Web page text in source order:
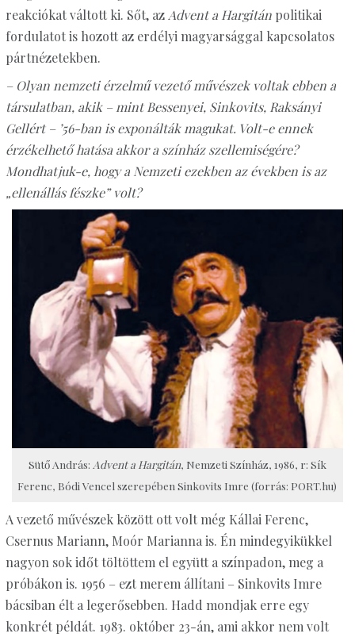
reakciókat váltott ki. Sőt, azAdvent a Hargitánpolitikai
fordulatot is hozott az erdélyi magyarsággal kapcsolatos
pártnézetekben.
– Olyan nemzeti érzelmű vezető művészek voltak ebben a
társulatban, akik – mint Bessenyei, Sinkovits, Raksányi
Gellért – ’56-ban is exponálták magukat. Volt-e ennek
érzékelhető hatása akkor a színház szellemiségére?
Mondhatjuk-e, hogy a Nemzeti ezekben az években is az
„ellenállás fészke” volt?
Sütő András: Advent a Hargitán, Nemzeti Színház, 1986, r: Sík
Ferenc, Bódi Vencel szerepében Sinkovits Imre (forrás: PORT.hu)
A vezető művészek között ott volt még Kállai Ferenc,
Csernus Mariann, Moór Marianna is. Én mindegyikükkel
nagyon sok időt töltöttem el együtt a színpadon, meg a
próbákon is. 1956 – ezt merem állítani – Sinkovits Imre
bácsiban élt a legerősebben. Hadd mondjak erre egy
konkrét példát. 1983. október 23-án, ami akkor nem volt